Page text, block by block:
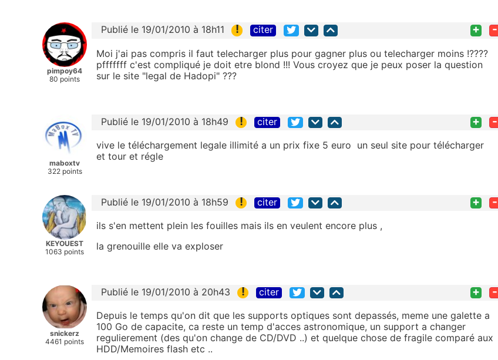
pimpoy64
80 points
Publié le 19/01/2010 à 18h11 ! citer + -
Moi j'ai pas compris il faut telecharger plus pour gagner plus ou telecharger moins !????
pfffffff c'est compliqué je doit etre blond !!! Vous croyez que je peux poser la question
sur le site "legal de Hadopi" ???
maboxtv
322 points
Publié le 19/01/2010 à 18h49 ! citer + -
vive le téléchargement legale illimité a un prix fixe 5 euro un seul site pour télécharger
et tour et régle
KEYOUEST
1063 points
Publié le 19/01/2010 à 18h59 ! citer + -
ils s'en mettent plein les fouilles mais ils en veulent encore plus ,
la grenouille elle va exploser
snickerz
4461 points
Publié le 19/01/2010 à 20h43 ! citer + -
Depuis le temps qu'on dit que les supports optiques sont depassés, meme une galette a
100 Go de capacite, ca reste un temp d'acces astronomique, un support a changer
regulierement (des qu'on change de CD/DVD ..) et quelque chose de fragile comparé aux
HDD/Memoires flash etc ..